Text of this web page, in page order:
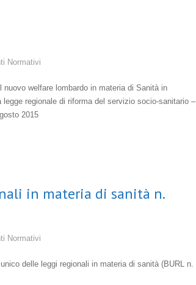
Normativi
nuovo welfare lombardo in materia di Sanità in
legge regionale di riforma del servizio socio-sanitario –
2015
in materia di sanità n.
Normativi
delle leggi regionali in materia di sanità (BURL n.